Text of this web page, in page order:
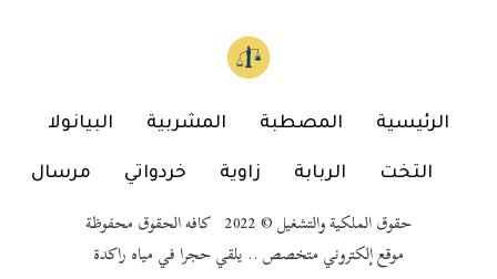
الرئيسية المصطبة المشربية البيانولا
التخت الربابة زاوية خردواتي مرسال
حقوق الملكية والتشغيل © 2022 كافه الحقوق محفوظة
موقع إلكتروني متخصص .. يلقي حجرا في مياه راكدة